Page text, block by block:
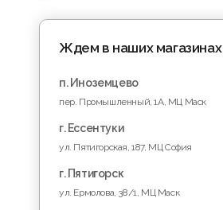
Ждем в наших магазинах
п. Иноземцево
пер. Промышленный, 1A, МЦ Маск
г. Ессентуки
ул. Пятигорская, 187, МЦ София
г. Пятигорск
ул. Ермолова, 38/1, МЦ Маск